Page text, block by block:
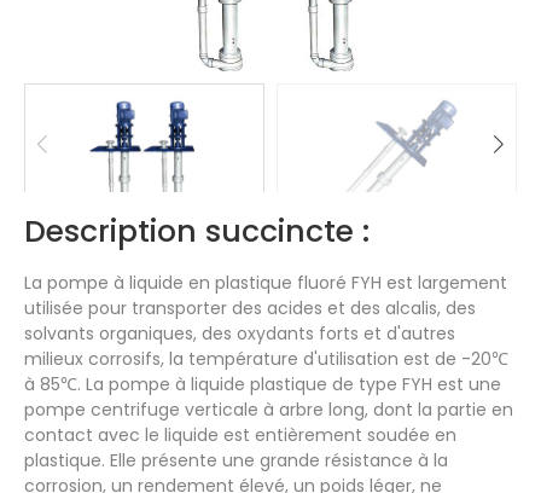
Description succincte :
La pompe à liquide en plastique fluoré FYH est largement
utilisée pour transporter des acides et des alcalis, des
solvants organiques, des oxydants forts et d'autres
milieux corrosifs, la température d'utilisation est de -20℃
à 85℃. La pompe à liquide plastique de type FYH est une
pompe centrifuge verticale à arbre long, dont la partie en
contact avec le liquide est entièrement soudée en
plastique. Elle présente une grande résistance à la
corrosion, un rendement élevé, un poids léger, ne